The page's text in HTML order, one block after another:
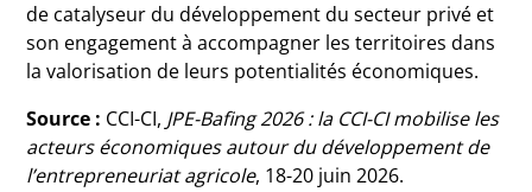
de catalyseur du développement du secteur privé et
son engagement à accompagner les territoires dans
la valorisation de leurs potentialités économiques.
Source : CCI-CI, JPE-Bafing 2026 : la CCI-CI mobilise les
acteurs économiques autour du développement de
l’entrepreneuriat agricole, 18-20 juin 2026.